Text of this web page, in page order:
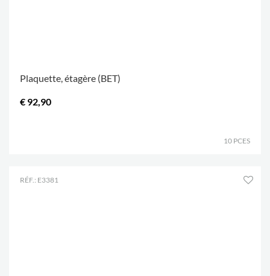
Plaquette, étagère (BET)
€ 92,90
10 PCES
RÉF.: E3381